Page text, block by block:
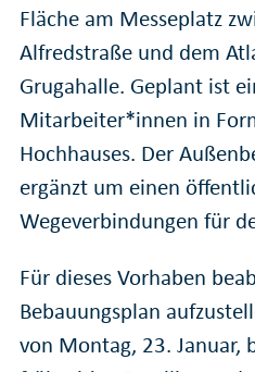
Fläche am Messeplatz
Alfredstraße und dem
Grugahalle. Geplant ist
Mitarbeiter*innen in
Hochhauses. Der
ergänzt um einen
Wegeverbindungen für
Für dieses Vorhaben
Bebauungsplan
von Montag, 23. Januar,